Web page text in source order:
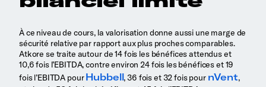
À ce niveau de cours, la valorisation donne aussi une marge de
sécurité relative par rapport aux plus proches comparables.
Atkore se traite autour de 14 fois les bénéfices attendus et
10,6 fois l’EBITDA, contre environ 24 fois les bénéfices et 19
fois l’EBITDA pourHubbell, 36 fois et 32 fois pour nVent,